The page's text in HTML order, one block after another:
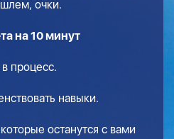
очки.
на 10 минут
процесс.
навыки.
останутся с вами